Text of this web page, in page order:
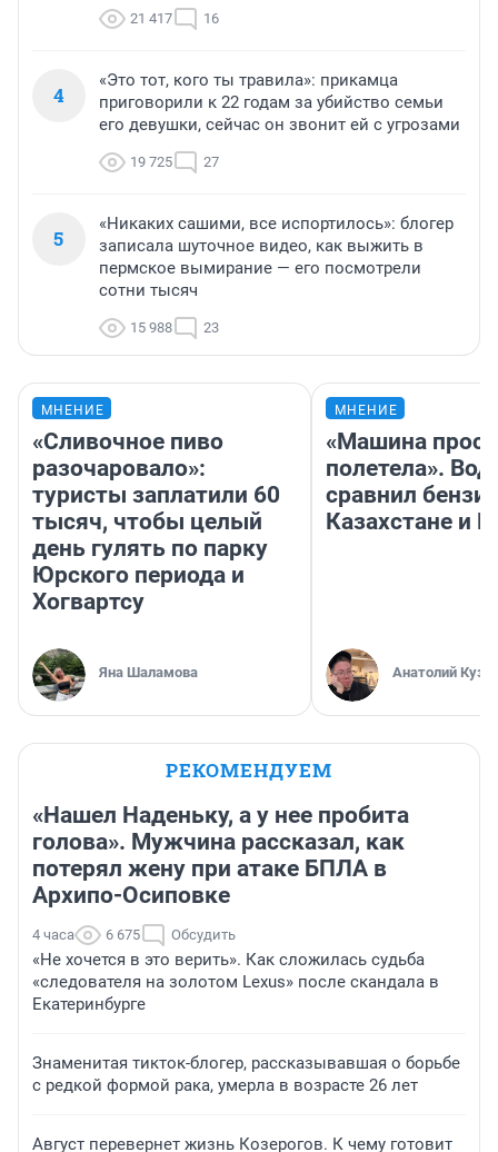
21 417 16
4
«Это тот, кого ты травила»: прикамца
приговорили к 22 годам за убийство семьи
его девушки, сейчас он звонит ей с угрозами
19 725 27
5
«Никаких сашими, все испортилось»: блогер
записала шуточное видео, как выжить в
пермское вымирание — его посмотрели
сотни тысяч
15 988 23
МНЕНИЕ
«Сливочное пиво
разочаровало»:
туристы заплатили 60
тысяч, чтобы целый
день гулять по парку
Юрского периода и
Хогвартсу
Яна Шаламова
МНЕНИЕ
«Машина
полетела».
сравнил
Казахстане и
Анатолий
РЕКОМЕНДУЕМ
«Нашел Наденьку, а у нее пробита
голова». Мужчина рассказал, как
потерял жену при атаке БПЛА в
Архипо-Осиповке
4 часа 6 675 Обсудить
«Не хочется в это верить». Как сложилась судьба
«следователя на золотом Lexus» после скандала в
Екатеринбурге
Знаменитая тикток-блогер, рассказывавшая о борьбе
с редкой формой рака, умерла в возрасте 26 лет
Август перевернет жизнь Козерогов. К чему готовит